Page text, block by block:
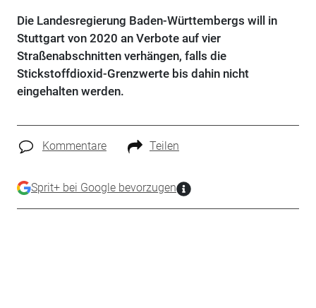
Die Landesregierung Baden-Württembergs will in
Stuttgart von 2020 an Verbote auf vier
Straßenabschnitten verhängen, falls die
Stickstoffdioxid-Grenzwerte bis dahin nicht
eingehalten werden.
Kommentare Teilen
Sprit+ bei Google bevorzugen